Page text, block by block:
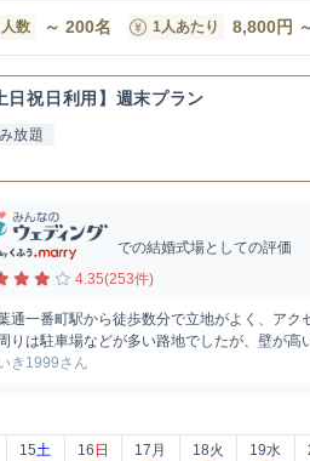
人数 ～ 200名 1人あたり 8,800円
日祝日利用】週末プラン
放題
での結婚式場としての評価
4.35(253件)
通一番町駅から徒歩数分で立地がよく、アク
りは駐車場などが多い路地でしたが、壁が高
き1999さん
15土 16 日 17 月 18火 19水